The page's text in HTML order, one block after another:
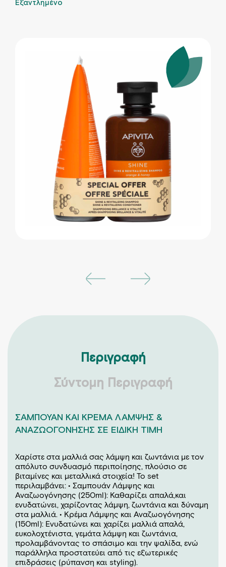
Εξαντλημένο
Περιγραφή
Σύντομη Περιγραφή
ΣΑΜΠΟΥΑΝ ΚΑΙ ΚΡΕΜΑ ΛΑΜΨΗΣ &
ΑΝΑΖΩΟΓΟΝΗΣΗΣ ΣΕ ΕΙΔΙΚΗ ΤΙΜΗ
Χαρίστε στα μαλλιά σας λάμψη και ζωντάνια με τον
απόλυτο συνδυασμό περιποίησης, πλούσιο σε
βιταμίνες και μεταλλικά στοιχεία! Το set
περιλαμβάνει: • Σαμπουάν Λάμψης και
Αναζωογόνησης (250ml): Καθαρίζει απαλά,και
ενυδατώνει, χαρίζοντας λάμψη, ζωντάνια και δύναμη
στα μαλλιά. • Κρέμα Λάμψης και Αναζωογόνησης
(150ml): Ενυδατώνει και χαρίζει μαλλιά απαλά,
ευκολοχτένιστα, γεμάτα λάμψη και ζωντάνια,
προλαμβάνοντας το σπάσιμο και την ψαλίδα, ενώ
παράλληλα προστατεύει από τις εξωτερικές
επιδράσεις (ρύπανση και styling).